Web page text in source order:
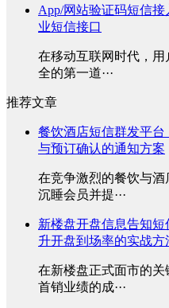
App/网站验证码短信
业短信接口
在移动互联网时代，
全的第一道···
推荐文章
餐饮酒店短信群发平
与预订确认的通知方案
在竞争激烈的餐饮与
沉睡会员并提···
新楼盘开盘信息告知
升开盘到场率的实战方
在新楼盘正式面市的
首销业绩的成···